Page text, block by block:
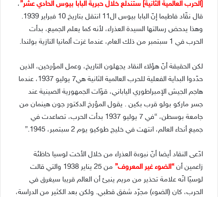
[الحرب العالمية الثانية] ستندلع خلال حبرية البابا بيوس الحادي عشر”،
قال نقّاد فاطيما إنّ البابا بيوس ال11 انتقل بتاريخ 10 فبراير 1939.
وهذا يدحض رسالتها السيدة العذراء، لأنه كما يعلم الجميع، بدأت
الحرب في 1 سبتمبر من ذلك العام، عندما غزت ألمانيا النازية بولندا.
لكن الحقيقة أنّ هؤلاء النقاد يجهلون التاريخ، وعمل المؤرخين، الذين
حدّدوا البداية الفعلية للحرب العالمية الثانية هي7 يوليو 1937، عندما
هاجم الجيش الإمبراطوري الياباني، قوّات الجمهورية الصينية عند
جسر ماركو بولو قرب بكين . يقول المؤرخ الدكتور جون هينمان من
جامعة بوسطن، “في 7 يوليو 1937 بدأت الحرب، تصاعدت في
جميع أنحاء العالم، انتهت في خليج طوكيو يوم 2 سبتمبر، 1945.”
ادّعى النقاد أيضا أنّ نبوءة العذراء من خلال الأخت لوسيا خاظئة
زاعمين أن “الضوء غير المعروف”
من 25 يناير 1938 والتي قالت
لوسيّا انّه علامة تحذير من مريم ينبئ أن العالم قريبا سيغرق في
الحرب، كان (الضوء) مجرّد شفق قطبي. ولكن بعد الكثير من الدراسة،